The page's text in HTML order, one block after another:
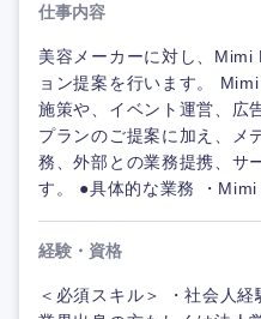
仕事内容
美容メーカーに対し、
ョン提案を行います。
施策や、イベント運営、広
プランのご提案に加え、メ
務、外部との業務提携、サ
す。 ●具体的な業務 ・Mimi
経験・資格
＜必須スキル＞ ・社会人